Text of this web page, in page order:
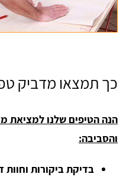
כך תמצאו מדביק
הנה הטיפים שלנו למציאת
והסביבה:
בדיקת ביקורות וחוות